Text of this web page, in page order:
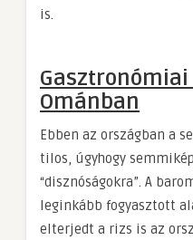
is.
Ománban
Ebben az országban a
tilos, úgyhogy
“disznóságokra”. A
leginkább fogyasztott
elterjedt a rizs is az